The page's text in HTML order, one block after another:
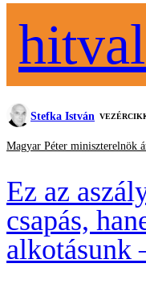
Stefka István
Magyar Péter miniszterelnök
Ez az
csapás,
alkotásunk